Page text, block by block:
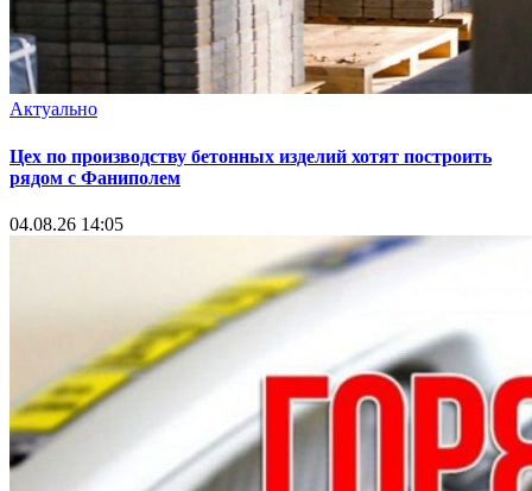
Актуально
Цех по производству бетонных изделий хотят построить
рядом с Фаниполем
04.08.26 14:05